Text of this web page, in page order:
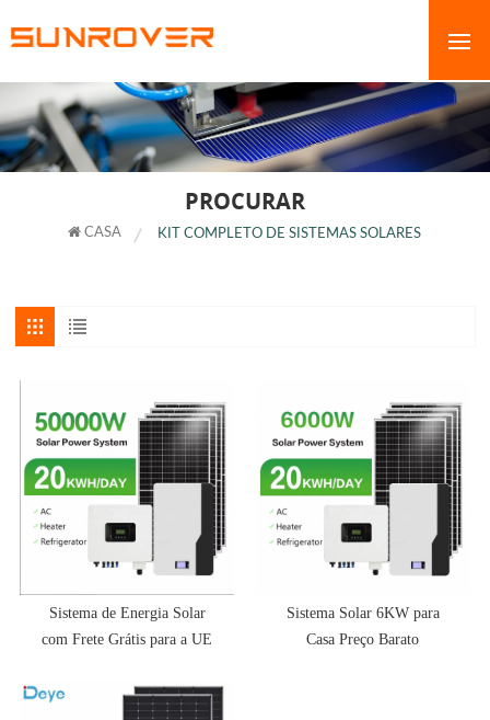
PROCURAR
CASA KIT COMPLETO DE SISTEMAS SOLARES
Sistema de Energia Solar
com Frete Grátis para a UE
Sistema Solar 6KW para
Casa Preço Barato